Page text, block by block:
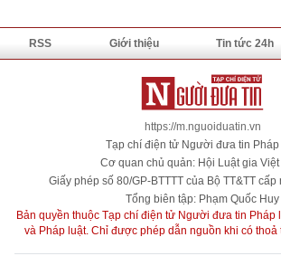
RSS Giới thiệu Tin tức 24h
https://m.nguoiduatin.vn
Tạp chí điện tử Người đưa tin Pháp
Cơ quan chủ quản: Hội Luật gia Việt
Giấy phép số 80/GP-BTTTT của Bộ TT&TT
Tổng biên tập: Phạm Quốc Huy
Bản quyền thuộc Tạp chí điện tử Người đưa tin Pháp
và Pháp luật. Chỉ được phép dẫn nguồn khi có thoả